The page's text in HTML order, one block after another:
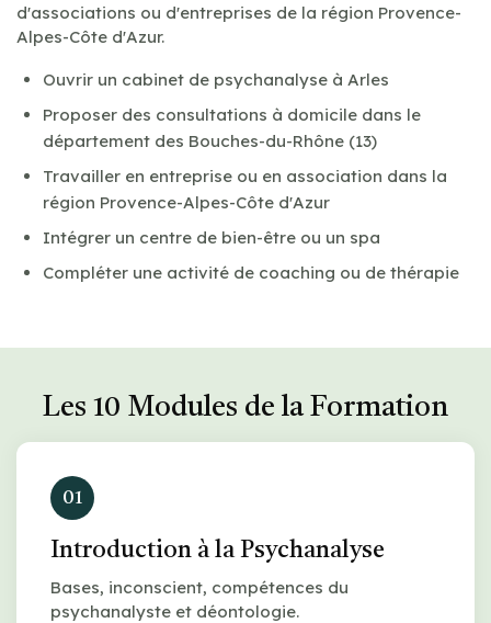
d'associations ou d'entreprises de la région Provence-
Alpes-Côte d'Azur.
Ouvrir un cabinet de psychanalyse à Arles
Proposer des consultations à domicile dans le
département des Bouches-du-Rhône (13)
Travailler en entreprise ou en association dans la
région Provence-Alpes-Côte d'Azur
Intégrer un centre de bien-être ou un spa
Compléter une activité de coaching ou de thérapie
Les 10 Modules de la Formation
01
Introduction à la Psychanalyse
Bases, inconscient, compétences du
psychanalyste et déontologie.